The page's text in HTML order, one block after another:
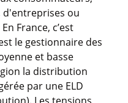
d'entreprises ou
France, c’est
le gestionnaire des
et basse
la distribution
par une ELD
Les tensions